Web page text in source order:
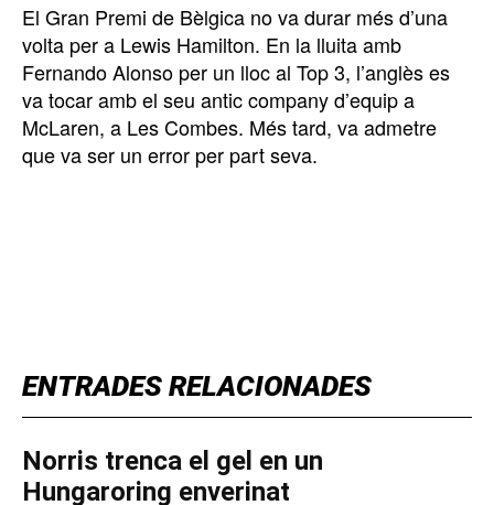
ENTRADES RELACIONADES
Norris trenca el gel en un
Hungaroring enverinat
El Gran Premi de Bèlgica no va durar més d’una
volta per a Lewis Hamilton. En la lluita amb
Fernando Alonso per un lloc al Top 3, l’anglès es
va tocar amb el seu antic company d’equip a
McLaren, a Les Combes. Més tard, va admetre
que va ser un error per part seva.